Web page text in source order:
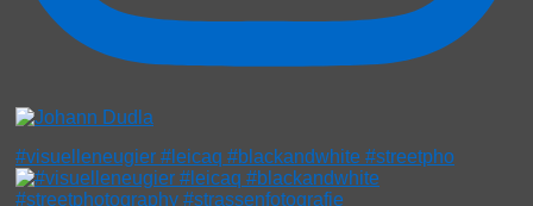
#visuelleneugier #leicaq #blackandwhite #streetpho